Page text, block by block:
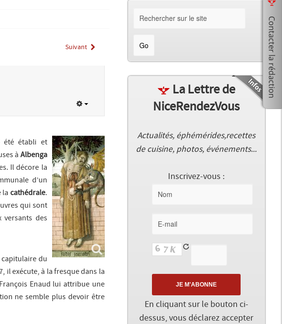
Suivant
été établi et
à Albenga
Il décore la
d’un
la cathédrale.
qui sont
versants des
capitulaire du
il exécute, à la fresque dans la
Enaud lui attribue une
ne semble plus devoir être
La Lettre de
NiceRendezVous
Actualités, éphémérides,recettes
de cuisine, photos, événements...
Inscrivez-vous :
En cliquant sur le bouton ci-
dessus, vous déclarez accepter